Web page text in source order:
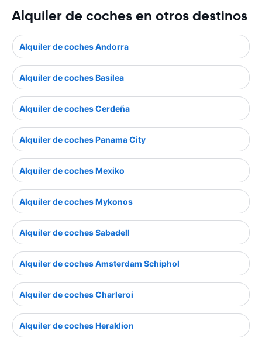
Alquiler de coches en otros destinos
Alquiler de coches Andorra
Alquiler de coches Basilea
Alquiler de coches Cerdeña
Alquiler de coches Panama City
Alquiler de coches Mexiko
Alquiler de coches Mykonos
Alquiler de coches Sabadell
Alquiler de coches Amsterdam Schiphol
Alquiler de coches Charleroi
Alquiler de coches Heraklion